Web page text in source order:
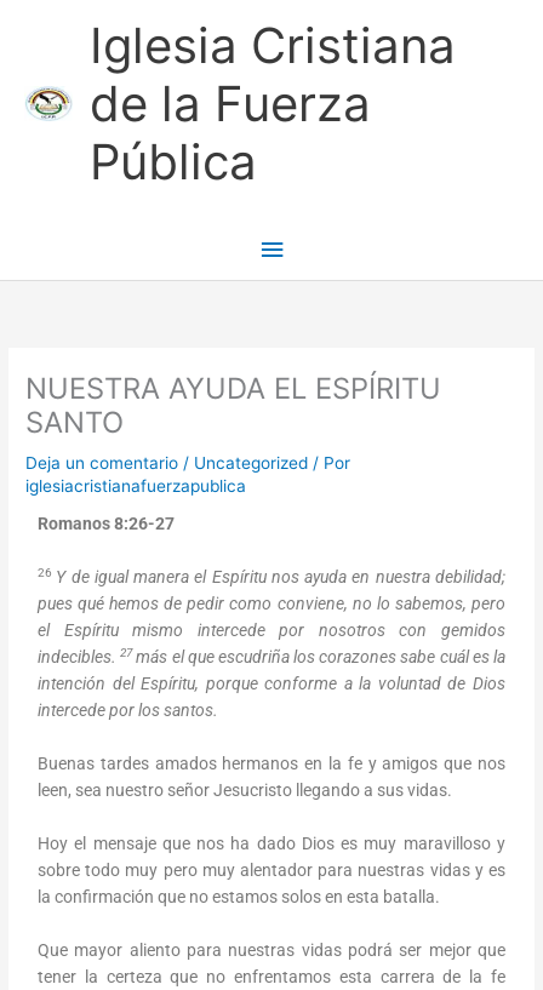
Iglesia Cristiana
de la Fuerza
Pública
Menú
NUESTRA AYUDA EL ESPÍRITU
SANTO
Deja un comentario / Uncategorized / Por
iglesiacristianafuerzapublica
Romanos 8:26-27
26 Y de igual manera el Espíritu nos ayuda en nuestra debilidad;
pues qué hemos de pedir como conviene, no lo sabemos, pero
el Espíritu mismo intercede por nosotros con gemidos
indecibles.27 más el que escudriña los corazones sabe cuál es la
intención del Espíritu, porque conforme a la voluntad de Dios
intercede por los santos.
Buenas tardes amados hermanos en la fe y amigos que nos
leen, sea nuestro señor Jesucristo llegando a sus vidas.
Hoy el mensaje que nos ha dado Dios es muy maravilloso y
sobre todo muy pero muy alentador para nuestras vidas y es
la confirmación que no estamos solos en esta batalla.
Que mayor aliento para nuestras vidas podrá ser mejor que
tener la certeza que no enfrentamos esta carrera de la fe